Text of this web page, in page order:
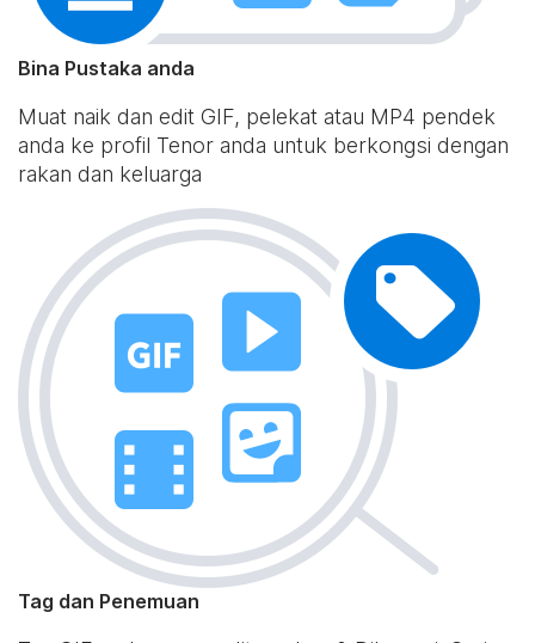
Bina Pustaka anda
Muat naik dan edit GIF, pelekat atau MP4 pendek
anda ke profil Tenor anda untuk berkongsi dengan
rakan dan keluarga
Tag dan Penemuan